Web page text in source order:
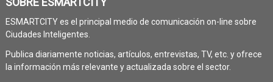
ESMARTCITY es el principal medio de comunicación on-line sobre
Ciudades Inteligentes.
Publica diariamente noticias, artículos, entrevistas, TV, etc. y ofrece
la información más relevante y actualizada sobre el sector.